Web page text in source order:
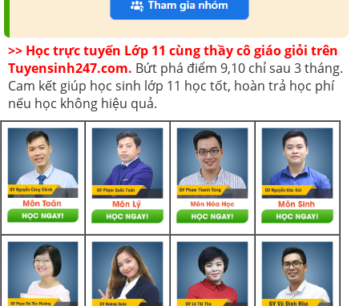
>> Học trực tuyến Lớp 11 cùng thầy cô giáo giỏi trên
Tuyensinh247.com. Bứt phá điểm 9,10 chỉ sau 3 tháng.
Cam kết giúp học sinh lớp 11 học tốt, hoàn trả học phí
nếu học không hiệu quả.